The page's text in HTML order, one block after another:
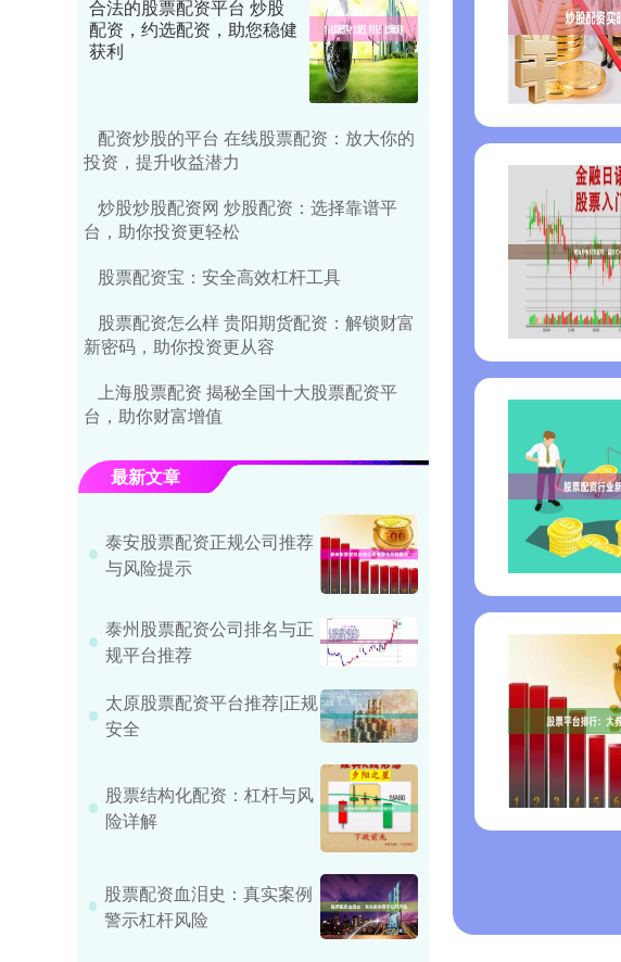
合法的股票配资平台 炒股
配资，约选配资，助您稳健
获利
配资炒股的平台 在线股票配资：放大你的
投资，提升收益潜力
炒股炒股配资网 炒股配资：选择靠谱平
台，助你投资更轻松
股票配资宝：安全高效杠杆工具
股票配资怎么样 贵阳期货配资：解锁财富
新密码，助你投资更从容
上海股票配资 揭秘全国十大股票配资平
台，助你财富增值
最新文章
泰安股票配资正规公司推荐
与风险提示
泰州股票配资公司排名与正
规平台推荐
太原股票配资平台推荐|正规
安全
股票结构化配资：杠杆与风
险详解
股票配资血泪史：真实案例
警示杠杆风险